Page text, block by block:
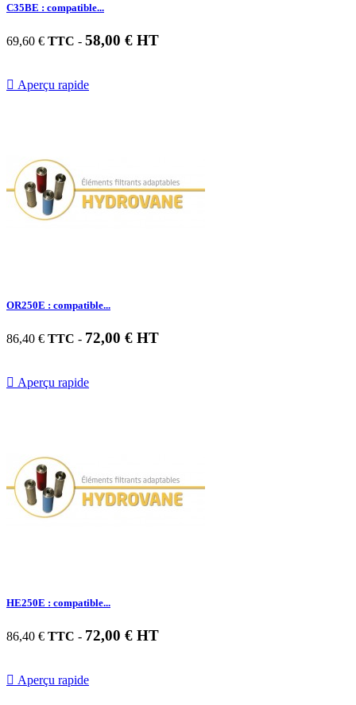
C35BE : compatible...
69,60 € TTC - 58,00 € HT
 Aperçu rapide
OR250E : compatible...
86,40 € TTC - 72,00 € HT
 Aperçu rapide
HE250E : compatible...
86,40 € TTC - 72,00 € HT
 Aperçu rapide